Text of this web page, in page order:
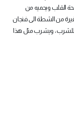
القلب ويحميه من
بإضافة 4/1-2/1 ملعقة صغيرة من الشطة الى فنجان
للشرب ، ويشرب مثل هذا